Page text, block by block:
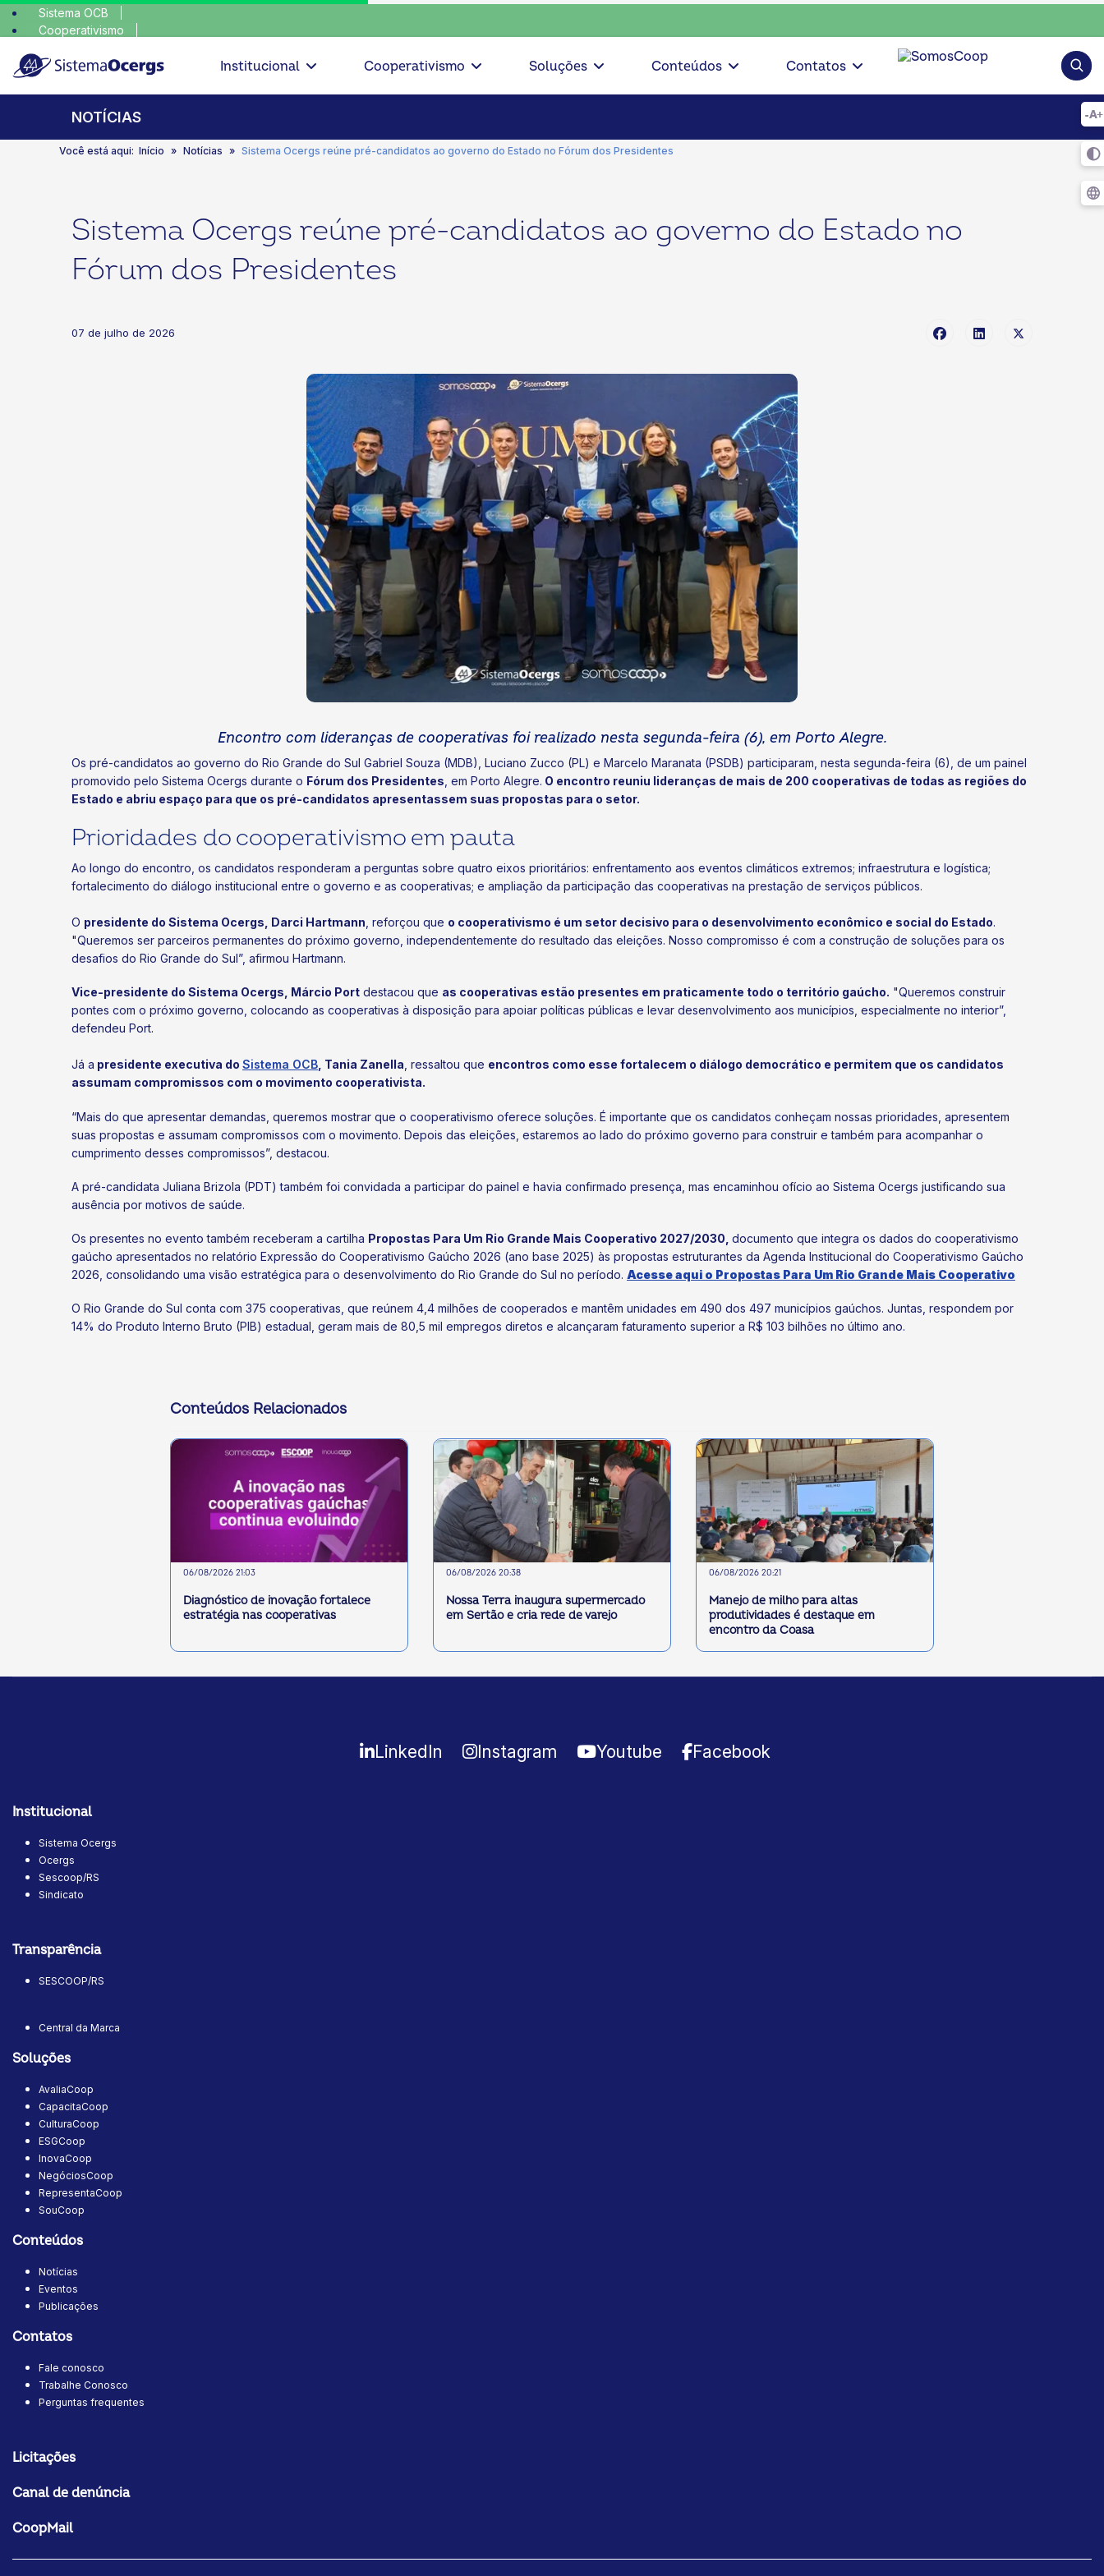
Sistema OCB
Cooperativismo
escolha consciente, escolha o coop • escolha consciente, escolha o coop • escolha consciente, escolha o coop • escolha
Institucional
Cooperativismo Soluções Conteúdos Contatos
NOTÍCIAS
Você está aqui: Início Notícias Sistema Ocergs reúne pré-candidatos ao governo do Estado no Fórum dos Presidentes
Sistema Ocergs reúne pré-candidatos ao governo do Estado no
Fórum dos Presidentes
07 de julho de 2026
Encontro com lideranças de cooperativas foi realizado nesta segunda-feira (6), em Porto Alegre.
Os pré-candidatos ao governo do Rio Grande do Sul Gabriel Souza (MDB), Luciano Zucco (PL) e Marcelo Maranata (PSDB) participaram, nesta segunda-feira (6), de um painel
promovido pelo Sistema Ocergs durante o Fórum dos Presidentes , em Porto Alegre. O encontro reuniu lideranças de mais de 200 cooperativas de todas as regiões do
Estado e abriu espaço para que os pré-candidatos apresentassem suas propostas para o setor.
Prioridades do cooperativismo em pauta
Ao longo do encontro, os candidatos responderam a perguntas sobre quatro eixos prioritários: enfrentamento aos eventos climáticos extremos; infraestrutura e logística;
fortalecimento do diálogo institucional entre o governo e as cooperativas; e ampliação da participação das cooperativas na prestação de serviços públicos.
O presidente do Sistema Ocergs, Darci Hartmann , reforçou que o cooperativismo é um setor decisivo para o desenvolvimento econômico e social do Estado.
"Queremos ser parceiros permanentes do próximo governo, independentemente do resultado das eleições. Nosso compromisso é com a construção de soluções para os
desafios do Rio Grande do Sul”, afirmou Hartmann.
Vice-presidente do Sistema Ocergs, Márcio Port destacou que as cooperativas estão presentes em praticamente todo o território gaúcho. "Queremos construir
pontes com o próximo governo, colocando as cooperativas à disposição para apoiar políticas públicas e levar desenvolvimento aos municípios, especialmente no interior”,
defendeu Port.
Já a presidente executiva do Sistema OCB , Tania Zanella , ressaltou que encontros como esse fortalecem o diálogo democrático e permitem que os candidatos
assumam compromissos com o movimento cooperativista.
“Mais do que apresentar demandas, queremos mostrar que o cooperativismo oferece soluções. É importante que os candidatos conheçam nossas prioridades, apresentem
suas propostas e assumam compromissos com o movimento. Depois das eleições, estaremos ao lado do próximo governo para construir e também para acompanhar o
cumprimento desses compromissos”, destacou.
A pré-candidata Juliana Brizola (PDT) também foi convidada a participar do painel e havia confirmado presença, mas encaminhou ofício ao Sistema Ocergs justificando sua
ausência por motivos de saúde.
Os presentes no evento também receberam a cartilha Propostas Para Um Rio Grande Mais Cooperativo 2027/2030, documento que integra os dados do cooperativismo
gaúcho apresentados no relatório Expressão do Cooperativismo Gaúcho 2026 (ano base 2025) às propostas estruturantes da Agenda Institucional do Cooperativismo Gaúcho
2026, consolidando uma visão estratégica para o desenvolvimento do Rio Grande do Sul no período. Acesse aqui o Propostas Para Um Rio Grande Mais Cooperativo
O Rio Grande do Sul conta com 375 cooperativas, que reúnem 4,4 milhões de cooperados e mantêm unidades em 490 dos 497 municípios gaúchos. Juntas, respondem por
14% do Produto Interno Bruto (PIB) estadual, geram mais de 80,5 mil empregos diretos e alcançaram faturamento superior a R$ 103 bilhões no último ano.
Conteúdos Relacionados
06/08/2026 21:03
Diagnóstico de inovação fortalece
estratégia nas cooperativas
06/08/2026 20:38
Nossa Terra inaugura supermercado
em Sertão e cria rede de varejo
06/08/2026 20:21
Manejo de milho para altas
produtividades é destaque em
encontro da Coasa
LinkedIn Instagram Youtube Facebook
Institucional
Sistema Ocergs
Ocergs
Sescoop/RS
Sindicato
Transparência
SESCOOP/RS
Central da Marca
Soluções
AvaliaCoop
CapacitaCoop
CulturaCoop
ESGCoop
InovaCoop
NegóciosCoop
RepresentaCoop
SouCoop
Conteúdos
Notícias
Eventos
Publicações
Contatos
Fale conosco
Trabalhe Conosco
Perguntas frequentes
Licitações
Canal de denúncia
CoopMail